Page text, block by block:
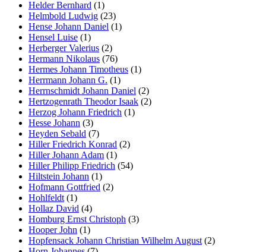
Helder Bernhard (1)
Helmbold Ludwig (23)
Hense Johann Daniel (1)
Hensel Luise (1)
Herberger Valerius (2)
Hermann Nikolaus (76)
Hermes Johann Timotheus (1)
Herrmann Johann G. (1)
Herrnschmidt Johann Daniel (2)
Hertzogenrath Theodor Isaak (2)
Herzog Johann Friedrich (1)
Hesse Johann (3)
Heyden Sebald (7)
Hiller Friedrich Konrad (2)
Hiller Johann Adam (1)
Hiller Philipp Friedrich (54)
Hiltstein Johann (1)
Hofmann Gottfried (2)
Hohlfeldt (1)
Hollaz David (4)
Homburg Ernst Christoph (3)
Hooper John (1)
Hopfensack Johann Christian Wilhelm August (2)